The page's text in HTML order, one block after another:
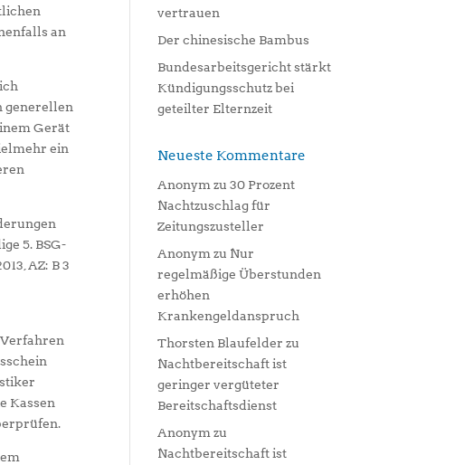
an
generellen
Gerät
ein
5. BSG-
AZ: B 3
Kassen
vertrauen
Der chinesische Bambus
Bundesarbeitsgericht stärkt
Kündigungsschutz bei
geteilter Elternzeit
Neueste Kommentare
Anonym zu30 Prozent
Nachtzuschlag für
Zeitungszusteller
Anonym zu Nur
regelmäßige Überstunden
erhöhen
Krankengeldanspruch
Thorsten Blaufelder zu
Nachtbereitschaft ist
geringer vergüteter
Bereitschaftsdienst
Anonym zu
Nachtbereitschaft ist